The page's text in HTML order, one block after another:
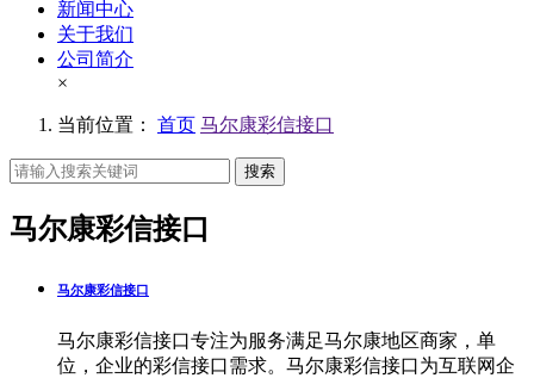
新闻中心
关于我们
公司简介
×
当前位置： 首页 马尔康彩信接口
搜索
马尔康彩信接口
马尔康彩信接口
马尔康彩信接口专注为服务满足马尔康地区商家，单
位，企业的彩信接口需求。马尔康彩信接口为互联网企